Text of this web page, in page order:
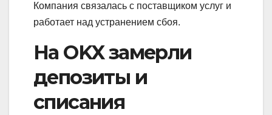
Компания связалась с поставщиком услуг и
работает над устранением сбоя.
На OKX замерли
депозиты и
списания